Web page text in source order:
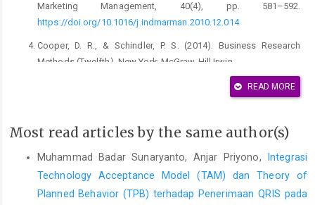
Marketing Management, 40(4), pp. 581–592.
https://doi.org/10.1016/j.indmarman.2010.12.014
Cooper, D. R., & Schindler, P. S. (2014). Business Research
Methods (Twelfth). New York: McGraw-Hill Irwin.
Creswell, J. W. (2014). Qualitative, Quantitative, and Mixed
Methods Approaches (Fourth Edi). Newbury Park: SAGE
Cui, N., Wen, N., Xu, L., & Qin, Y. (2013). Contingent effects of
managerial guanxi on new product development success.
Journal of Business Research, 66(12), pp. 2522–2528.
https://doi.org/10.1016/j.jbusres.2013.05.044
READ MORE
Most read articles by the same author(s)
Muhammad Badar Sunaryanto, Anjar Priyono,
Integrasi
Technology Acceptance Model (TAM) dan Theory of
Planned Behavior (TPB) terhadap Penerimaan QRIS pada